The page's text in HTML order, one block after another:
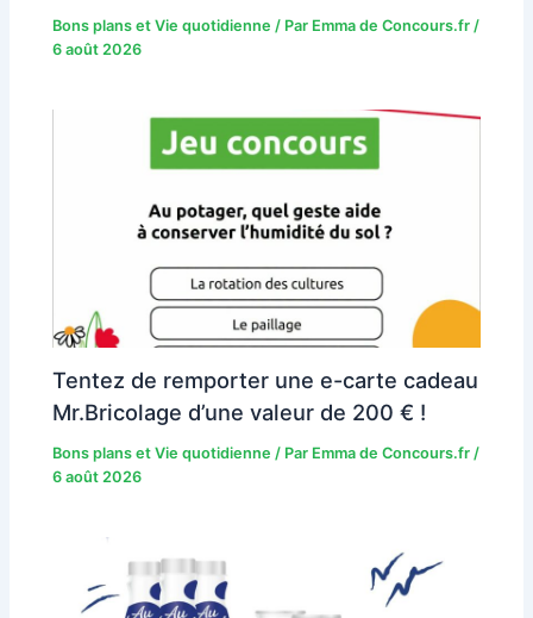
Bons plans et Vie quotidienne / Par Emma de Concours.fr/
6 août 2026
Tentez de remporter une e-carte cadeau
Mr.Bricolage d’une valeur de 200 € !
Bons plans et Vie quotidienne / Par Emma de Concours.fr/
6 août 2026